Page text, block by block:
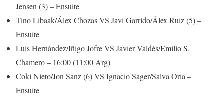
Jensen (3) – Ensuite
Tino Libaak/Álex Chozas VS Javi Garrido/Álex Ruiz (5) –
Ensuite
Luis Hernández/Iñigo Jofre VS Javier Valdés/Emilio S.
Chamero – 16:00 (11:00 Arg)
Coki Nieto/Jon Sanz (6) VS Ignacio Sager/Salva Oria –
Ensuite